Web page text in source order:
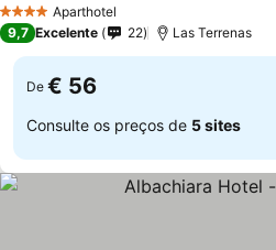
4 EstrelasAparthotel
9,7 Excelente 22 Las Terrenas
De € 56
Consulte os preços de 5 sites